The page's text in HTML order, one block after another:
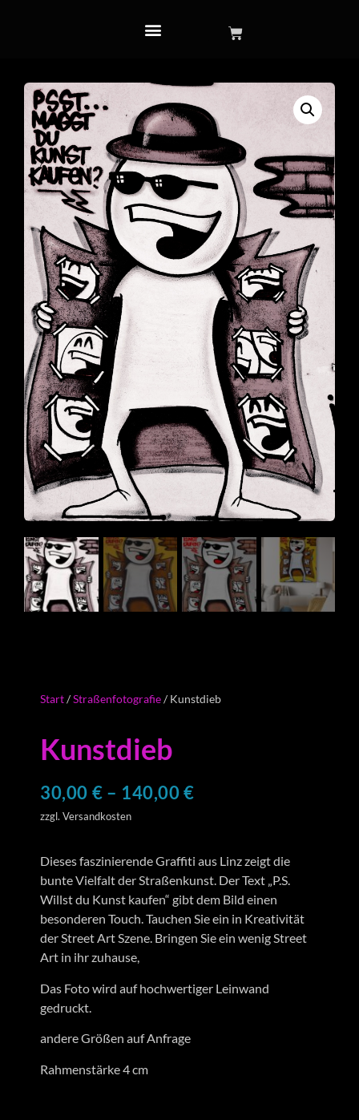
Start/Straßenfotografie/ Kunstdieb
Kunstdieb
30,00 € – 140,00€
zzgl. Versandkosten
Dieses faszinierende Graffiti aus Linz zeigt die
bunte Vielfalt der Straßenkunst. Der Text „P.S.
Willst du Kunst kaufen“ gibt dem Bild einen
besonderen Touch. Tauchen Sie ein in Kreativität
der Street Art Szene. Bringen Sie ein wenig Street
Art in ihr zuhause,
Das Foto wird auf hochwertiger Leinwand
gedruckt.
andere Größen auf Anfrage
Rahmenstärke 4 cm